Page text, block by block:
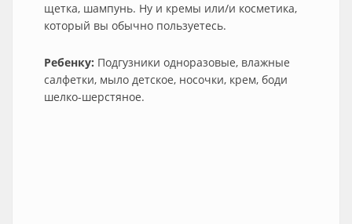
щетка, шампунь. Ну и кремы или/и косметика,
который вы обычно пользуетесь.
Ребенку: Подгузники одноразовые, влажные
салфетки, мыло детское, носочки, крем, боди
шелко-шерстяное.